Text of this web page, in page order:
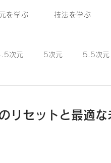
を学ぶ 技法を学ぶ
次元 5次元 5.5次元
リセットと最適な